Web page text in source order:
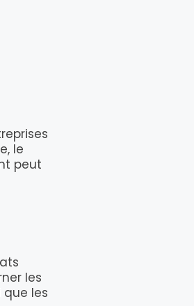
le
peut
les
les